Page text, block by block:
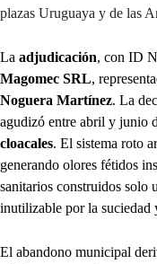
plazas Uruguaya y de las
La adjudicación, con ID
Magomec SRL,
Noguera Martínez. La
agudizó entre abril y junio
cloacales. El sistema roto
generando olores fétidos
sanitarios construidos solo
inutilizable por la suciedad
El abandono municipal